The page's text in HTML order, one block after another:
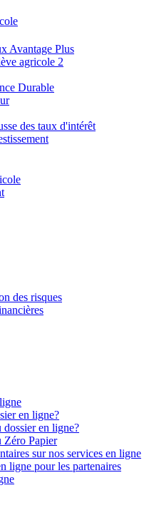
Avantage Plus
agricole 2
Durable
des taux d'intérêt
des risques
en ligne?
en ligne?
Zéro Papier
sur nos services en ligne
ligne pour les partenaires